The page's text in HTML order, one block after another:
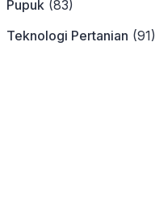
Pupuk(83)
Teknologi Pertanian (91)